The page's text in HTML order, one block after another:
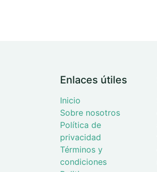
Enlaces útiles
Inicio
Sobre nosotros
Política de
privacidad
Términos y
condiciones